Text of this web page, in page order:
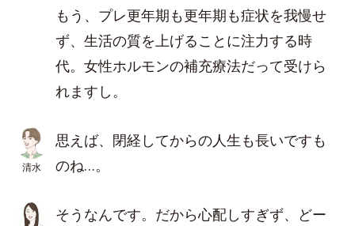
もう、プレ更年期も更年期も症状を我慢せ
ず、生活の質を上げることに注力する時
代。女性ホルモンの補充療法だって受けら
れますし。
清水
思えば、閉経してからの人生も長いですも
のね…。
そうなんです。だから心配しすぎず、どー